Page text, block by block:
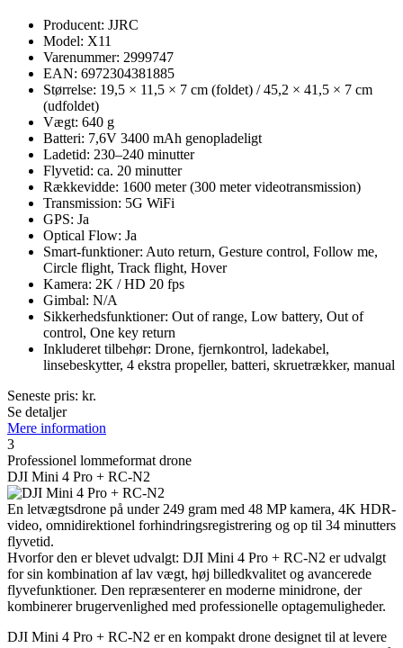
Producent: JJRC
Model: X11
Varenummer: 2999747
EAN: 6972304381885
Størrelse: 19,5 × 11,5 × 7 cm (foldet) / 45,2 × 41,5 × 7 cm
(udfoldet)
Vægt: 640 g
Batteri: 7,6V 3400 mAh genopladeligt
Ladetid: 230–240 minutter
Flyvetid: ca. 20 minutter
Rækkevidde: 1600 meter (300 meter videotransmission)
Transmission: 5G WiFi
GPS: Ja
Optical Flow: Ja
Smart-funktioner: Auto return, Gesture control, Follow me,
Circle flight, Track flight, Hover
Kamera: 2K / HD 20 fps
Gimbal: N/A
Sikkerhedsfunktioner: Out of range, Low battery, Out of
control, One key return
Inkluderet tilbehør: Drone, fjernkontrol, ladekabel,
linsebeskytter, 4 ekstra propeller, batteri, skruetrækker, manual
Seneste pris: kr.
Se detaljer
Mere information
3
Professionel lommeformat drone
DJI Mini 4 Pro + RC-N2
En letvægtsdrone på under 249 gram med 48 MP kamera, 4K HDR-
video, omnidirektionel forhindringsregistrering og op til 34 minutters
flyvetid.
Hvorfor den er blevet udvalgt: DJI Mini 4 Pro + RC-N2 er udvalgt
for sin kombination af lav vægt, høj billedkvalitet og avancerede
flyvefunktioner. Den repræsenterer en moderne minidrone, der
kombinerer brugervenlighed med professionelle optagemuligheder.
DJI Mini 4 Pro + RC-N2 er en kompakt drone designet til at levere